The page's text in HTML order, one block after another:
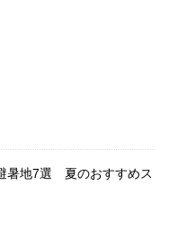
暑地7選 夏のおすすめス